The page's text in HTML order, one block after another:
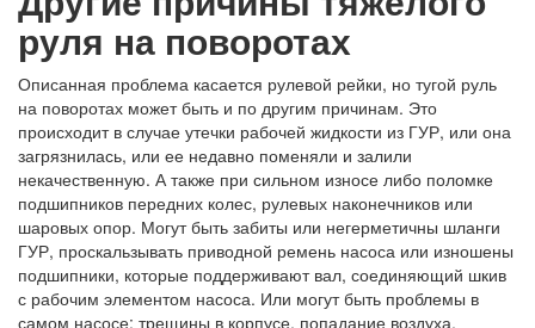
руля на поворотах
Описанная проблема касается рулевой рейки, но тугой руль
на поворотах может быть и по другим причинам. Это
происходит в случае утечки рабочей жидкости из ГУР, или она
загрязнилась, или ее недавно поменяли и залили
некачественную. А также при сильном износе либо поломке
подшипников передних колес, рулевых наконечников или
шаровых опор. Могут быть забиты или негерметичны шланги
ГУР, проскальзывать приводной ремень насоса или изношены
подшипники, которые поддерживают вал, соединяющий шкив
с рабочим элементом насоса. Или могут быть проблемы в
самом насосе: трещины в корпусе, попадание воздуха,